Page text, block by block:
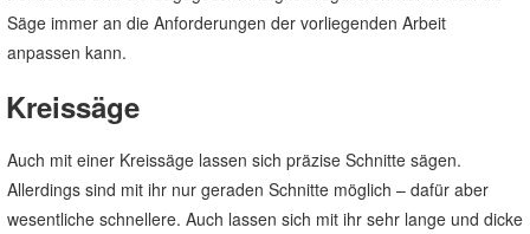
Säge immer an die Anforderungen der vorliegenden Arbeit
anpassen kann.
Kreissäge
Auch mit einer Kreissäge lassen sich präzise Schnitte sägen.
Allerdings sind mit ihr nur geraden Schnitte möglich – dafür aber
wesentliche schnellere. Auch lassen sich mit ihr sehr lange und dicke